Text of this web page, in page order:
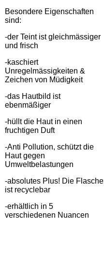
Besondere Eigenschaften
sind:
-der Teint ist gleichmässiger
und frisch
-kaschiert
Unregelmässigkeiten &
Zeichen von Müdigkeit
-das Hautbild ist
ebenmäßiger
-hüllt die Haut in einen
fruchtigen Duft
-Anti Pollution, schützt die
Haut gegen
Umweltbelastungen
-absolutes Plus! Die Flasche
ist recyclebar
-erhältlich in 5
verschiedenen Nuancen